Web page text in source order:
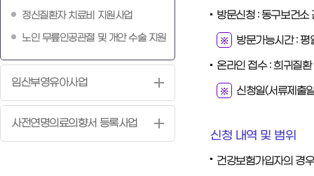
정신질환자 치료비 지원사업
노인 무릎인공관절 및 개안 수술 지원
임산부영유아사업
사전연명의료의향서 등록사업
방문신청 : 동구보건
방문가능시간 :
온라인 접수 : 희귀질
신청일(서류제출
신청 내역 및 범위
건강보험가입자의 경